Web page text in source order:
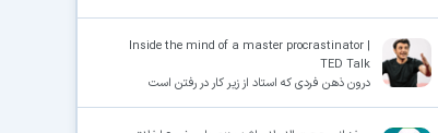
Inside the mind of a master procrastinator |
TED Talk
درون ذهن فردی که استاد از زیر کار در رفتن است